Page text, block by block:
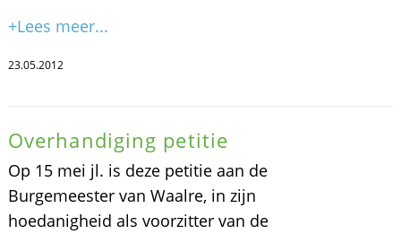
+Lees meer...
23.05.2012
Overhandiging petitie
Op 15 mei jl. is deze petitie aan de
Burgemeester van Waalre, in zijn
hoedanigheid als voorzitter van de